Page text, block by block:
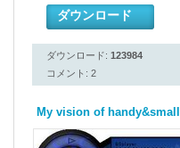
ダウンロード
ダウンロード: 123984
コメント: 2
My vision of